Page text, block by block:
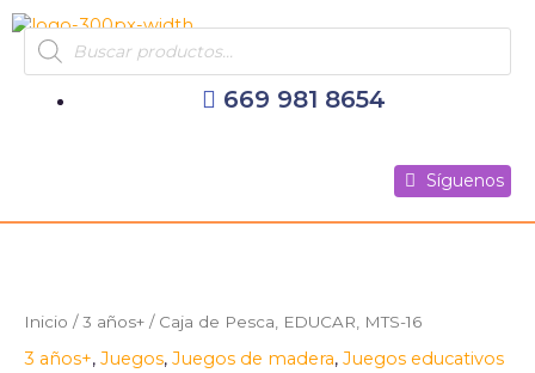
al
contenido
Products
search
669 981 8654
Síguenos
Inicio /3 años+ / Caja de Pesca, EDUCAR, MTS-16
3 años+, Juegos, Juegos de madera, Juegos educativos
Pesca,
EDUCAR,
MTS-